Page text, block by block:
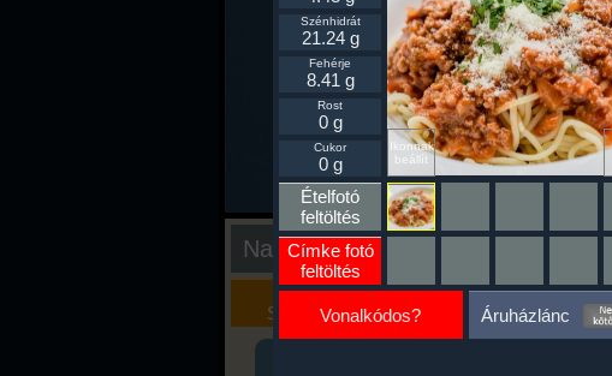
Nap kiértékelése
Kalória
Szimulátor
Szöveges
Értékelés
Ikonnak
beállít
Szénhidrát
21.24 g
Fehérje
8.41 g
Rost
0 g
Cukor
0 g
Ételfotó
feltöltés
Címke fotó
feltöltés
Vonalkódos? Áruházlánc